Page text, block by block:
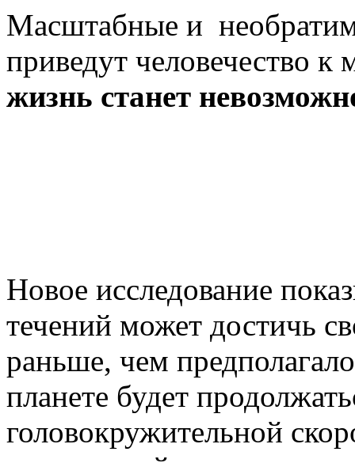
Масштабные и
приведут человечество к
жизнь станет
Новое исследование
течений может достичь
раньше, чем
планете будет
головокружительной